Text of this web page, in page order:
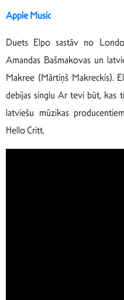
Apple Music
Duets Elpo sastāv no
Amandas Bašmakovas un
Makree (Mārtiņš Makreckis).
debijas singlu Ar tevi būt, kas
latviešu mūzikas
Hello Critt.